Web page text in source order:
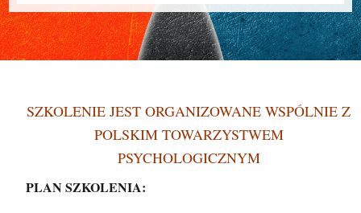
SZKOLENIE JEST ORGANIZOWANE WSPÓLNIE Z
POLSKIM TOWARZYSTWEM
PSYCHOLOGICZNYM
PLAN SZKOLENIA: